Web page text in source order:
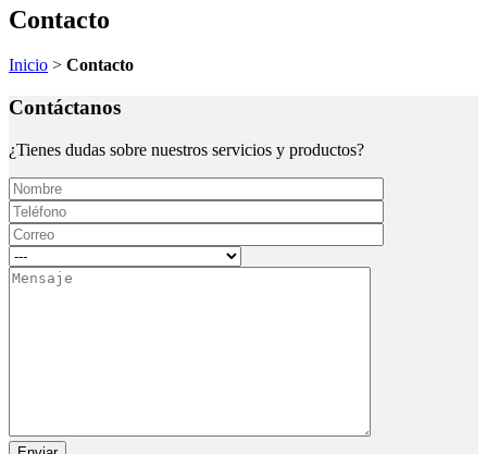
Contacto
Inicio > Contacto
Contáctanos
¿Tienes dudas sobre nuestros servicios y productos?